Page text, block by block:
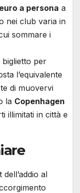
a persona a
nei club varia in
sommare i
biglietto per
l’equivalente
di muovervi
la Copenhagen
illimitati in città e
al